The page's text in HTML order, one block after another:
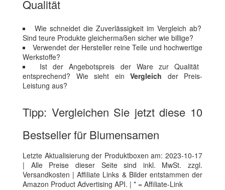
Qualität
Wie schneidet die Zuverlässigkeit im Vergleich ab?
Sind teure Produkte gleichermaßen sicher wie billige?
Verwendet der Hersteller reine Teile und hochwertige
Werkstoffe?
Ist der Angebotspreis der Ware zur Qualität
entsprechend? Wie sieht ein Vergleich der Preis-
Leistung aus?
Tipp: Vergleichen Sie jetzt diese 10
Bestseller für Blumensamen
Letzte Aktualisierung der Produktboxen am: 2023-10-17
| Alle Preise dieser Seite sind inkl. MwSt. zzgl.
Versandkosten | Affiliate Links & Bilder entstammen der
Amazon Product Advertising API. | * = Affiliate-Link